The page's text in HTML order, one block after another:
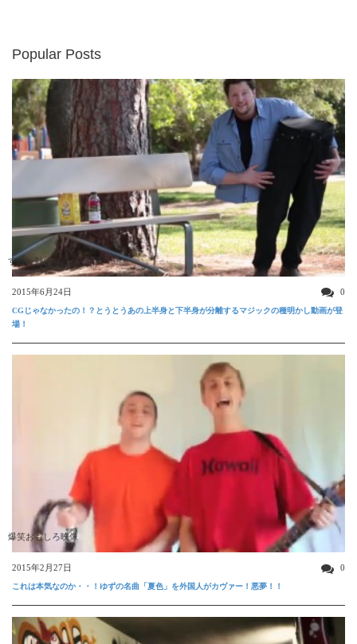
Popular Posts
すごい動画
2015年6月24日 0
CGじゃなかったの！？とうとうあの上半身と下半身が分離するマジックの種明かし動画が登
場！
爆笑おもしろ映像
2015年2月27日 0
これは本気なのか・・！ゆずの名曲「夏色」を外国人がカヴァー！悪夢！！